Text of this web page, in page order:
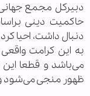
دبیرکل مجمع
حاکمیت دینی
دنبال داشت، احیا
به این کرامت
می‌باشد و قطعا
ظهور منجی می‌شود